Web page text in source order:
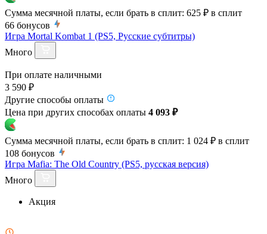
Сумма месячной платы, если брать в сплит: 625 ₽ в сплит
66 бонусов
Игра Mortal Kombat 1 (PS5, Русские субтитры)
Много
При оплате наличными
3 590 ₽
Другие способы оплаты
Цена при других способах оплаты 4 093 ₽
Сумма месячной платы, если брать в сплит: 1 024 ₽ в сплит
108 бонусов
Игра Mafia: The Old Country (PS5, русская версия)
Много
Акция